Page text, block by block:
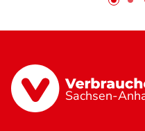
Sachsen-